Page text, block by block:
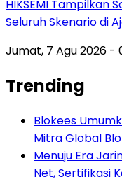
HIKSEMI Tampilkan
Seluruh Skenario di
Jumat, 7 Agu 2026 -
Trending
Blokees
Mitra Global
Menuju Era
Net, Sertifikasi